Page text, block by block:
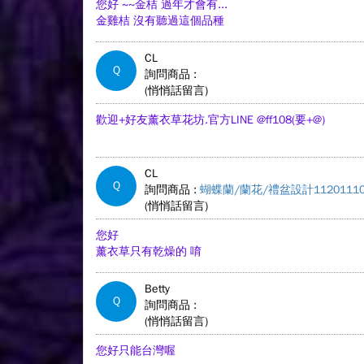
您好 ~~金桔 過年才會有...
金雞桔 沒有聽過這個品種
Q
CL
詢問商品 :
(悄悄話留言)
歡迎+好友薰衣草花坊.官方LINE @ff108(要+@)
Q
CL
詢問商品 : 蝴蝶蘭/蘭花/禮盆設計
(悄悄話留言)
您好
薰衣草只有乾燥的 唷
Q
Betty
詢問商品 :
(悄悄話留言)
您好只能台灣喔